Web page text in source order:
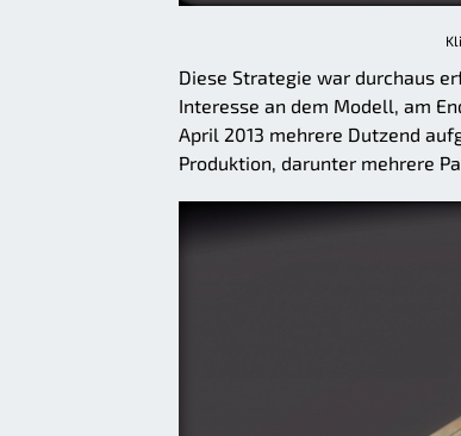
Diese Strategie war durchaus
Interesse an dem Modell, am
April 2013 mehrere Dutzend
Produktion, darunter mehrere